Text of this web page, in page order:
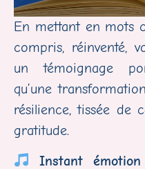
En mettant en mots
compris, réinventé,
un témoignage
qu’une
résilience, tissée de
gratitude.
Instant émotion